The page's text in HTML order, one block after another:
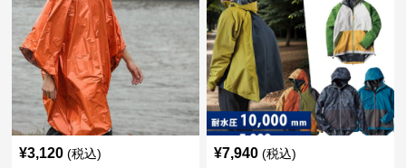
¥3,120 (税込) ¥7,940 (税込)